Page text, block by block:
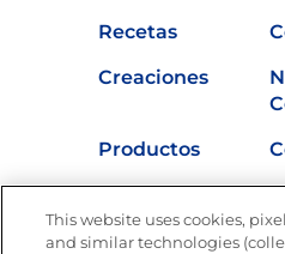
Recetas
Creaciones
Productos
Nutrición
This website uses cookies,
and similar technologies